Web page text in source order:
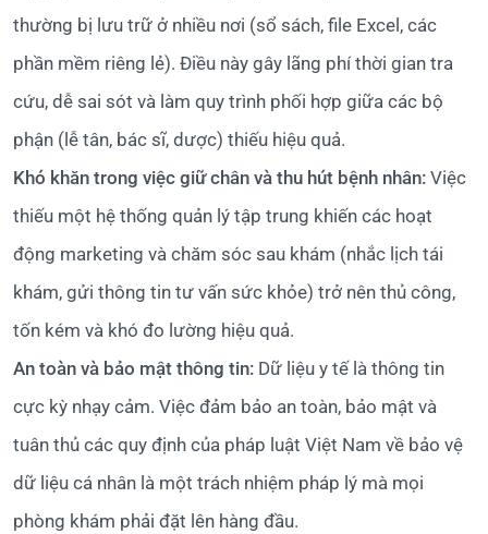
thường bị lưu trữ ở nhiều nơi (sổ sách, file Excel, các
phần mềm riêng lẻ). Điều này gây lãng phí thời gian tra
cứu, dễ sai sót và làm quy trình phối hợp giữa các bộ
phận (lễ tân, bác sĩ, dược) thiếu hiệu quả.
Khó khăn trong việc giữ chân và thu hút bệnh nhân: Việc
thiếu một hệ thống quản lý tập trung khiến các hoạt
động marketing và chăm sóc sau khám (nhắc lịch tái
khám, gửi thông tin tư vấn sức khỏe) trở nên thủ công,
tốn kém và khó đo lường hiệu quả.
An toàn và bảo mật thông tin: Dữ liệu y tế là thông tin
cực kỳ nhạy cảm. Việc đảm bảo an toàn, bảo mật và
tuân thủ các quy định của pháp luật Việt Nam về bảo vệ
dữ liệu cá nhân là một trách nhiệm pháp lý mà mọi
phòng khám phải đặt lên hàng đầu.